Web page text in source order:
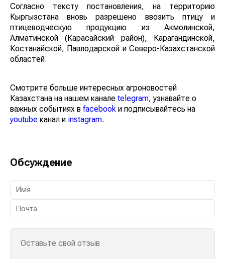
Согласно тексту постановления, на территорию
Кыргызстана вновь разрешено ввозить птицу и
птицеводческую продукцию из Акмолинской,
Алматинской (Карасайский район), Карагандинской,
Костанайской, Павлодарской и Северо-Казахстанской
областей.
Смотрите больше интересных агроновостей
Казахстана на нашем канале telegram, узнавайте о
важных событиях в facebook и подписывайтесь на
youtube канал и instagram.
Обсуждение